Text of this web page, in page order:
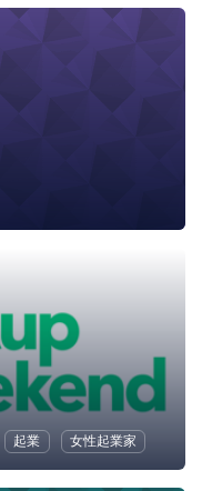
起業 女性起業家